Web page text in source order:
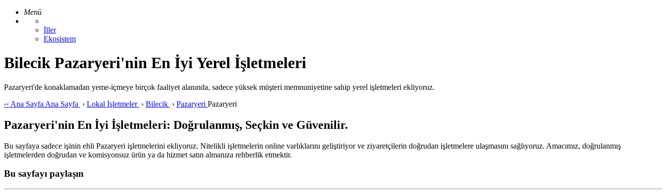
Menü
İller
Ekosistem
Bilecik Pazaryeri'nin En İyi Yerel İşletmeleri
Pazaryeri'de konaklamadan yeme-içmeye birçok faaliyet alanında, sadece yüksek müşteri memnuniyetine sahip yerel işletmeleri ekliyoruz.
‹‹ Ana Sayfa Ana Sayfa › Lokal İşletmeler › Bilecik › Pazaryeri Pazaryeri
Pazaryeri'nin En İyi İşletmeleri: Doğrulanmış, Seçkin ve Güvenilir.
Bu sayfaya sadece işinin ehli Pazaryeri işletmelerini ekliyoruz. Nitelikli işletmelerin online varlıklarını geliştiriyor ve ziyaretçilerin doğrudan işletmelere ulaşmasını sağlıyoruz. Amacımız, doğrulanmış
işletmelerden doğrudan ve komisyonsuz ürün ya da hizmet satın almanıza rehberlik etmektir.
Bu sayfayı paylaşın